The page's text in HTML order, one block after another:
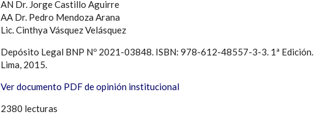
AN Dr. Jorge Castillo Aguirre
AA Dr. Pedro Mendoza Arana
Lic. Cinthya Vásquez Velásquez
Depósito Legal BNP Nº 2021-03848. ISBN: 978-612-48557-3-3. 1ª Edición.
Lima, 2015.
Ver documento PDF de opinión institucional
2380 lecturas